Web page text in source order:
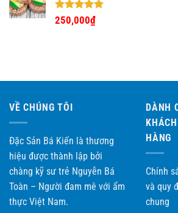
Được xếp
hạng
5.00
250,000₫
VỀ CHÚNG TÔI
Đặc Sản Bá Kiến là thương
hiệu được thành lập bởi
chàng kỹ sư trẻ Nguyễn Bá
Toàn – Người đam mê với ẩm
thực Việt Nam.
DÀNH
KHÁCH
HÀNG
Chính
và quy
chung